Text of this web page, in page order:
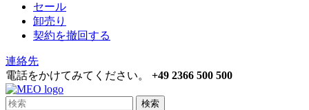
セール
卸売り
契約を撤回する
連絡先
電話をかけてみてください。 +49 2366 500 500
検索